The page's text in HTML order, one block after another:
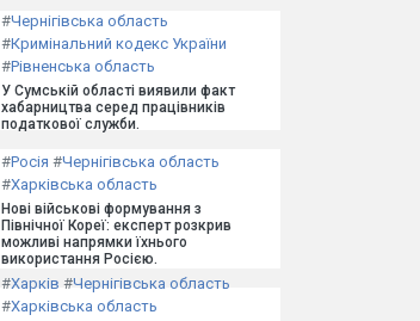
#Чернігівська область
#Кримінальний кодекс України
#Рівненська область
У Сумській області виявили факт
хабарництва серед працівників
податкової служби.
#Росія #Чернігівська область
#Харківська область
Нові військові формування з
Північної Кореї: експерт розкрив
можливі напрямки їхнього
використання Росією.
#Харків #Чернігівська область
#Харківська область